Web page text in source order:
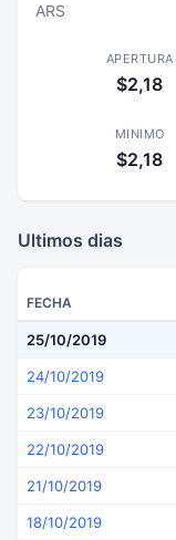
ARS
APERTURA
$2,18
MINIMO
$2,18
Ultimos dias
FECHA
25/10/2019
24/10/2019
23/10/2019
22/10/2019
21/10/2019
18/10/2019